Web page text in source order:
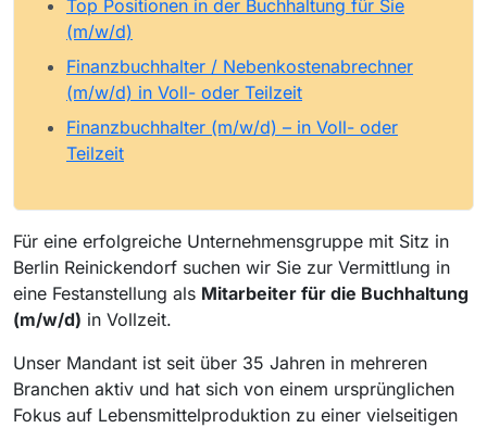
Top Positionen in der Buchhaltung für Sie
(m/w/d)
Finanzbuchhalter / Nebenkostenabrechner
(m/w/d) in Voll- oder Teilzeit
Finanzbuchhalter (m/w/d) – in Voll- oder
Teilzeit
Für eine erfolgreiche Unternehmensgruppe mit Sitz in
Berlin Reinickendorf suchen wir Sie zur Vermittlung in
eine Festanstellung als Mitarbeiter für die Buchhaltung
(m/w/d) in Vollzeit.
Unser Mandant ist seit über 35 Jahren in mehreren
Branchen aktiv und hat sich von einem ursprünglichen
Fokus auf Lebensmittelproduktion zu einer vielseitigen